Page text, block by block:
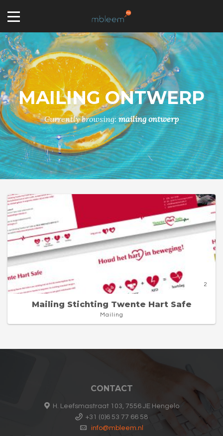
MAILING ONTWERP
Currently browsing: mailing ontwerp
2
Mailing Stichting Twente Hart Safe
Mailing
CONTACT
H. Leefsmastraat 103, 7556 JE Hengelo
+31 (0)6 53 77 66 58
info@mbleem.nl